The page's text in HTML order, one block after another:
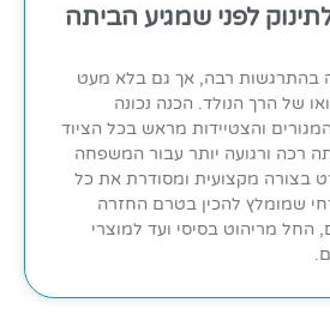
לפני שמגיע הביתה
בהתרגשות רבה, אך גם בלא מעט
של הרך הנולד. הכנה נכונה
והצטיידות מראש בכל הציוד
רכה ורגועה יותר עבור המשפחה
בצורה מקצועית ומסודרת את כל
שמומלץ להכין בטרם החזרה
החל מריהוט בסיסי ועד למוצרי